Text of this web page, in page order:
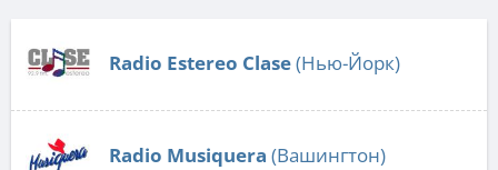
Radio Estereo Clase(Нью-Йорк)
Radio Musiquera (Вашингтон)